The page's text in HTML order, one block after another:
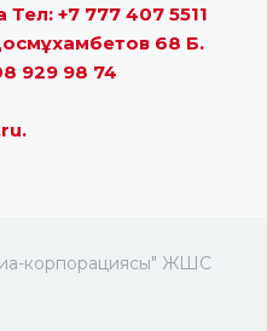
+7 777 407 5511
68 Б.
929 98 74
корпорациясы" ЖШС